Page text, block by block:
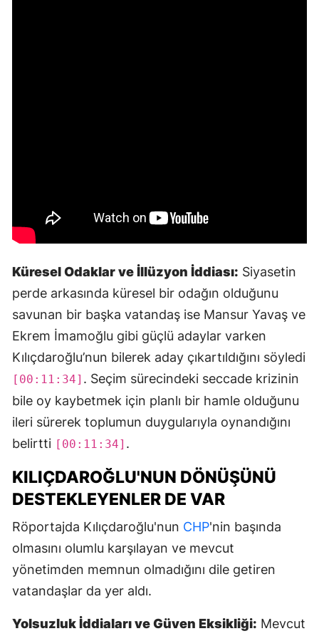
Küresel Odaklar ve İllüzyon İddiası: Siyasetin
perde arkasında küresel bir odağın olduğunu
savunan bir başka vatandaş ise Mansur Yavaş ve
Ekrem İmamoğlu gibi güçlü adaylar varken
Kılıçdaroğlu’nun bilerek aday çıkartıldığını söyledi
[00:11:34] . Seçim sürecindeki seccade krizinin
bile oy kaybetmek için planlı bir hamle olduğunu
ileri sürerek toplumun duygularıyla oynandığını
belirtti [00:11:34] .
KILIÇDAROĞLU'NUN DÖNÜŞÜNÜ
DESTEKLEYENLER DE VAR
Röportajda Kılıçdaroğlu'nun CHP'nin başında
olmasını olumlu karşılayan ve mevcut
yönetimden memnun olmadığını dile getiren
vatandaşlar da yer aldı.
Yolsuzluk İddiaları ve Güven Eksikliği: Mevcut